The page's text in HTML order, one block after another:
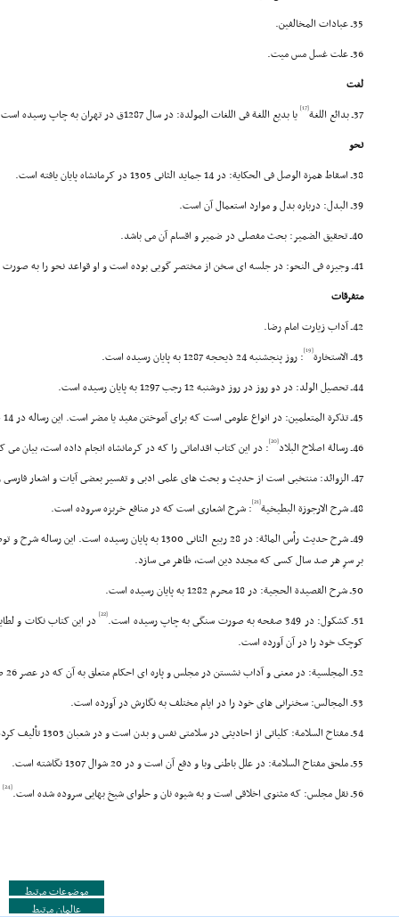
35ـ عبادات المخالفین.
36ـ علت غسل مس میت.
لغت
37ـ بدائع اللغة
[17]
یا بدیع اللغة فى اللغات المولدة: در سال 1287ق در تهران به چاپ رسیده است.
نحو
38ـ اسقاط همزة الوصل فى الحکایة: در 14 جماید الثانى 1305 در کرمانشاه پایان یافته است.
39ـ البدل: درباره بدل و موارد استعمال آن است.
40ـ تحقیق الضمیر: بحث مفصلى در ضمیر و اقسام آن مى باشد.
41ـ وجیزه فى النحو: در جلسه اى سخن از مختصر گویى بوده است و او قواعد نحو را به صورت مختصر در دو صفحه بیان کرده است.
متفرقات
42ـ آداب زیارت امام رضا.
43ـ الاستخارة
[19]
: روز پنجشنبه 24 ذیحجه 1287 به پایان رسیده است.
44ـ تحصیل الولد: در دو روز در روز دوشنبه 12 رجب 1297 به پایان رسیده است.
45ـ تذکرة المتعلمین: در انواع علومى است که براى آموختن مفید یا مضر است. این رساله در 14 صفر 1300 نگاشته شده است.
46ـ رسالة اصلاح البلاد
[20]
: در این کتاب اقداماتى را که در کرمانشاه انجام داده است، بیان مى
47ـ الزوائد: منتخبى است از حدیث و بحث هاى علمى ادبى و تفسیر بعضى آیات و اشعار فارسى و ادبى.
48ـ شرح الارجوزة البطیخیة
[21]
: شرح اشعارى است که در منافع خربزه سروده است.
49ـ شرح حدیث رأس المائة: در 28 ربیع الثانى 1300 به پایان
بر سرِ هر صد سال کسى که مجدد دین است، ظاهر مى سازد.
50ـ شرح القصیدة الحجیة: در 18 محرم 1282 به پایان رسیده است.
51ـ کشکول: در 349 صفحه به صورت سنگى به چاپ رسیده است.
[22]
در این کتاب نکات و
کوچک خود را در آن آورده است.
52ـ المجلسیة: در معنى و آداب نشستن در مجلس و پاره اى احکام متعلق به آن که در عصر 26 صفر 1297 در کرمانشاه به پایان رسیده است.
53ـ المجالس: سخنرانى هاى خود را در ایام مختلف به نگارش در آورده است.
54ـ مفتاح السلامة: کلیاتى از احادیثى در سلامتى نفس و بدن است و در شعبان 1303 تألیف کرده است.
55ـ ملحق مفتاح السلامة: در علل باطنى وبا و دفع آن است و در 20 شوال 1307 نگاشته است.
56ـ نقل مجلس: که مثنوى اخلاقى است و به شیوه نان و حلواى شیخ بهایى سروده شده است.
[24]
موضوعات مرتبط
عالمان مرتبط